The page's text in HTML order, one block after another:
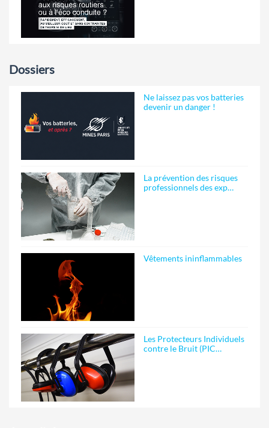
Dossiers
Ne laissez pas vos batteries
devenir un danger !
La prévention des risques
professionnels des exp…
Vêtements ininflammables
Les Protecteurs Individuels
contre le Bruit (PIC…